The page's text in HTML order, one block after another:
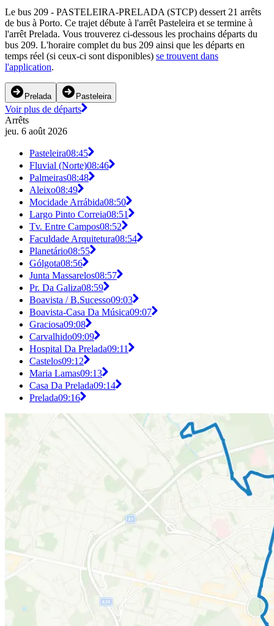
Le bus 209 - PASTELEIRA-PRELADA (STCP) dessert 21 arrêts
de bus à Porto. Ce trajet débute à l'arrêt Pasteleira et se termine à
l'arrêt Prelada. Vous trouverez ci-dessous les prochains départs du
bus 209. L'horaire complet du bus 209 ainsi que les départs en
temps réel (si ceux-ci sont disponibles) se trouvent dans
l'application.
Prelada Pasteleira
Voir plus de départs
Arrêts
jeu. 6 août 2026
Pasteleira08:45
Fluvial (Norte)08:46
Palmeiras08:48
Aleixo08:49
Mocidade Arrábida08:50
Largo Pinto Correia08:51
Tv. Entre Campos08:52
Faculdade Arquitetura08:54
Planetário08:55
Gólgota08:56
Junta Massarelos08:57
Pr. Da Galiza08:59
Boavista / B.Sucesso09:03
Boavista-Casa Da Música09:07
Graciosa09:08
Carvalhido09:09
Hospital Da Prelada09:11
Castelos09:12
Maria Lamas09:13
Casa Da Prelada09:14
Prelada09:16